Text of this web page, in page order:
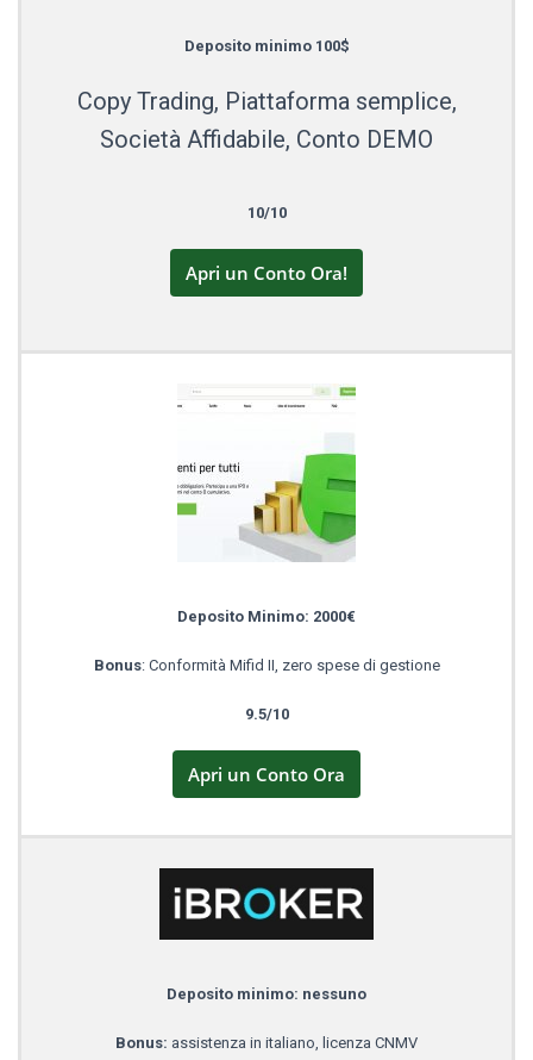
Deposito minimo 100$
Copy Trading, Piattaforma semplice,
Società Affidabile, Conto DEMO
10/10
Apri un Conto Ora!
Deposito Minimo: 2000€
Bonus: Conformità Mifid II, zero spese di gestione
9.5/10
Apri un Conto Ora
Deposito minimo: nessuno
Bonus: assistenza in italiano, licenza CNMV